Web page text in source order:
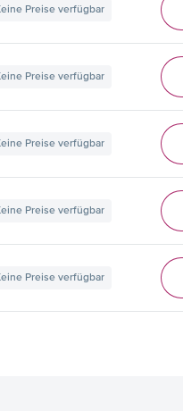
Preise verfügbar
Preise verfügbar
Preise verfügbar
Preise verfügbar
Preise verfügbar